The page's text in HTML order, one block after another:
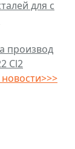
для с
производ
Cl2
новости>>>